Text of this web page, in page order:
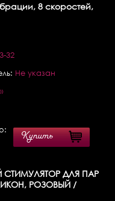
8 скоростей,
32
Не указан
Купить
ДЛЯ ПАР
РОЗОВЫЙ /